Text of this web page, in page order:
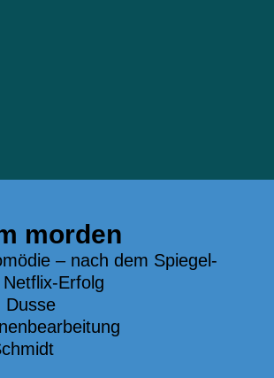
morden
– nach dem Spiegel-
Erfolg
Dusse